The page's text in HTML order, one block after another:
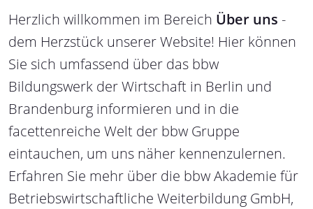
Herzlich willkommen im Bereich Über uns -
dem Herzstück unserer Website! Hier können
Sie sich umfassend über das bbw
Bildungswerk der Wirtschaft in Berlin und
Brandenburg informieren und in die
facettenreiche Welt der bbw Gruppe
eintauchen, um uns näher kennenzulernen.
Erfahren Sie mehr über die bbw Akademie für
Betriebswirtschaftliche Weiterbildung GmbH,